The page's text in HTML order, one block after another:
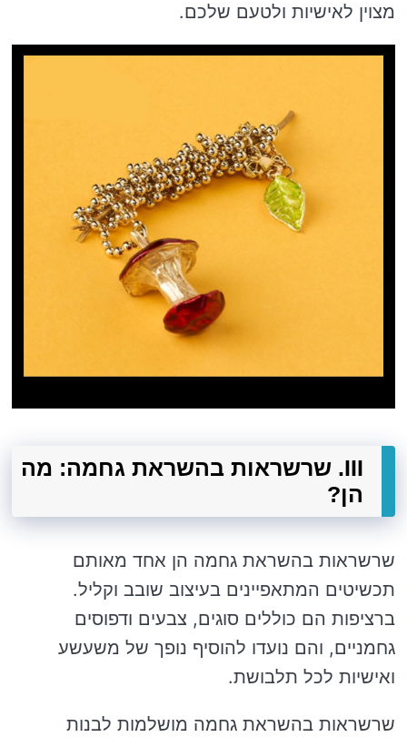
מצוין לאישיות ולטעם שלכם.
III. שרשראות בהשראת גחמה: מה
הן?
שרשראות בהשראת גחמה הן אחד מאותם
תכשיטים המתאפיינים בעיצוב שובב וקליל.
ברציפות הם כוללים סוגים, צבעים ודפוסים
גחמניים, והם נועדו להוסיף נופך של משעשע
ואישיות לכל תלבושת.
שרשראות בהשראת גחמה מושלמות לבנות